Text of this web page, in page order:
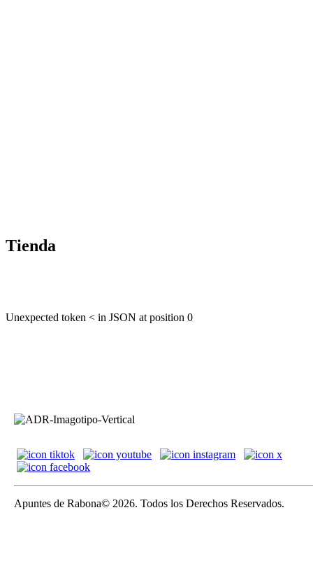
Tienda
Unexpected token < in JSON at position 0
Apuntes de Rabona© 2026. Todos los Derechos Reservados.